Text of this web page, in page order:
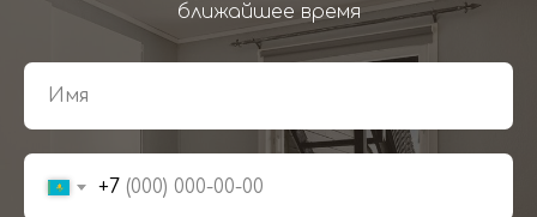
ближайшее время
+7